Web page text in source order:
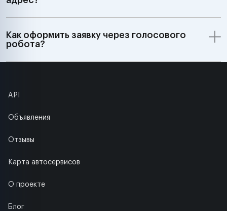
Как оформить заявку через голосового
робота?
API
Объявления
Отзывы
Карта автосервисов
О проекте
Блог